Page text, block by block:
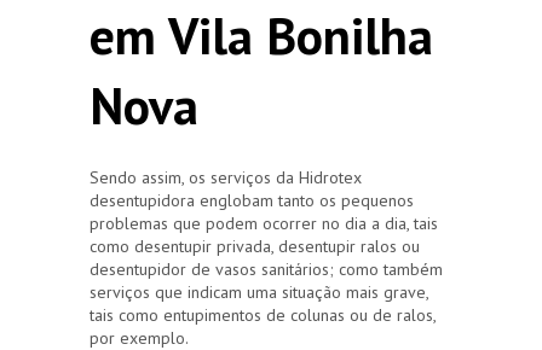
em Vila Bonilha
Nova
Sendo assim, os serviços da Hidrotex
desentupidora englobam tanto os pequenos
problemas que podem ocorrer no dia a dia, tais
como desentupir privada, desentupir ralos ou
desentupidor de vasos sanitários; como também
serviços que indicam uma situação mais grave,
tais como entupimentos de colunas ou de ralos,
por exemplo.